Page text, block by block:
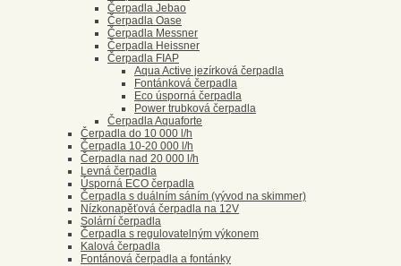
Čerpadla Jebao
Čerpadla Oase
Čerpadla Messner
Čerpadla Heissner
Čerpadla FIAP
Aqua Active jezírková čerpadla
Fontánková čerpadla
Eco úsporná čerpadla
Power trubková čerpadla
Čerpadla Aquaforte
Čerpadla do 10 000 l/h
Čerpadla 10-20 000 l/h
Čerpadla nad 20 000 l/h
Levná čerpadla
Úsporná ECO čerpadla
Čerpadla s duálním sáním (vývod na skimmer)
Nízkonapěťová čerpadla na 12V
Solární čerpadla
Čerpadla s regulovatelným výkonem
Kalová čerpadla
Fontánová čerpadla a fontánky